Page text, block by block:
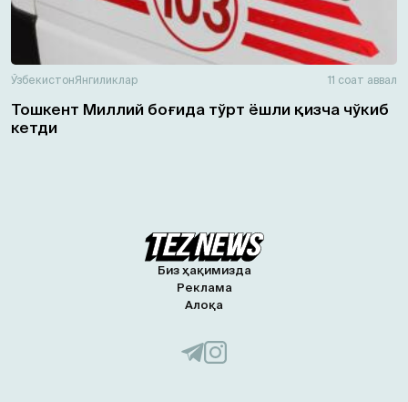
ЎзбекистонЯнгиликлар 11 соат аввал
Тошкент Миллий боғида тўрт ёшли қизча чўкиб
кетди
Биз ҳақимизда
Реклама
Алоқа